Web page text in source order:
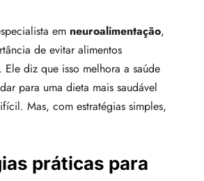
em neuroalimentação,
de evitar alimentos
Ele diz que isso melhora a saúde
para uma dieta mais saudável
Mas, com estratégias simples,
práticas para